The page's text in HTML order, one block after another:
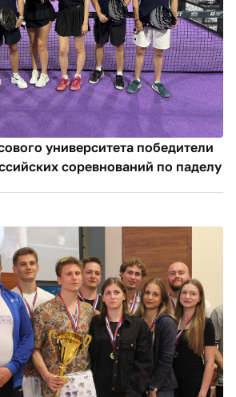
университета победители
соревнований по паделу